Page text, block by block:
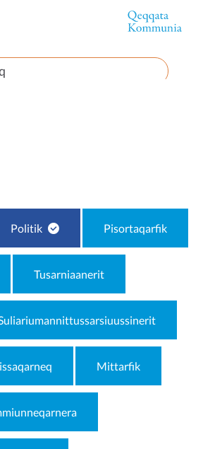
Politik Pisortaqarfik
Tusarniaanerit
Mittarfik